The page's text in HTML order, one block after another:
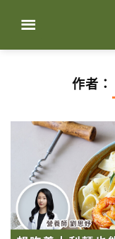
content
作者：